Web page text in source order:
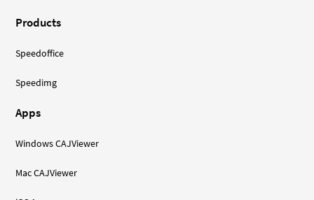
Products
Speedoffice
Speedimg
Apps
Windows CAJViewer
Mac CAJViewer